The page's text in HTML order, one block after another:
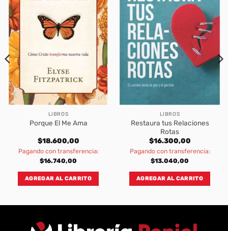
LIBROS
Porque El Me Ama
$18.600,00
Pagando con transferencia:
$16.740,00
AGREGAR AL CARRITO
LIBROS
Restaura tus Relaciones
Rotas
$16.300,00
Pagando con transferencia:
$13.040,00
AGREGAR AL CARRITO